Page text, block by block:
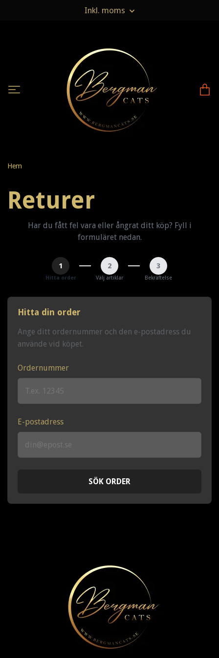
Inkl. moms
Hem
Returer
Har du fått fel vara eller ångrat ditt köp? Fyll i
formuläret nedan.
1
Hitta order
2
Välj artiklar
3
Bekräftelse
Hitta din order
Ange ditt ordernummer och den e-postadress du
använde vid köpet.
Ordernummer
E-postadress
SÖK ORDER